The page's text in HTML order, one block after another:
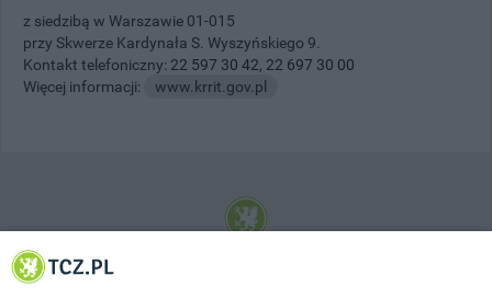
z siedzibą w Warszawie 01-015
przy Skwerze Kardynała S. Wyszyńskiego 9.
Kontakt telefoniczny: 22 597 30 42, 22 697 30 00
Więcej informacji:
www.krrit.gov.pl
© 2001-2026 Tczew - TCZ.PL Sp. z o.o. Internetowy Serwis Informacyjny Miasta